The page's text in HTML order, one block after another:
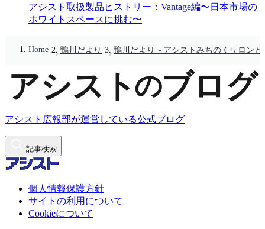
アシスト取扱製品ヒストリー：Vantage編〜日本市場の
ホワイトスペースに挑む〜
Home 鴨川だより 鴨川だより～アシストみちのくサロンと
アシスト広報部が運営している公式ブログ
記事検索
個人情報保護方針
サイトの利用について
Cookieについて